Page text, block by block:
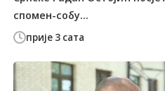
прије 3 сата
спомен-собу...